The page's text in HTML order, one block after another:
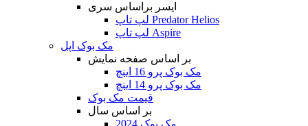
ایسر براساس سری
لپ تاپ Predator Helios
لپ تاپ Aspire
مک بوک اپل
بر اساس صفحه نمایش
مک بوک پرو 16 اینچ
مک بوک پرو 14 اینچ
قیمت مک بوک
بر اساس سال
مک بوک 2024